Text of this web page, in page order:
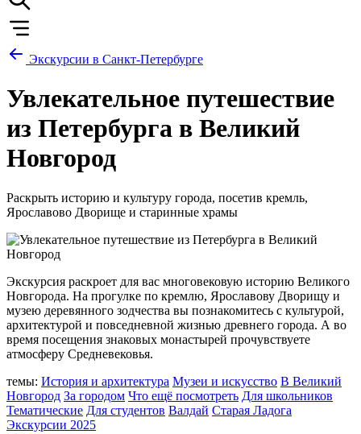
Экскурсии в Санкт-Петербурге
Увлекательное путешествие
из Петербурга в Великий
Новгород
Раскрыть историю и культуру города, посетив кремль,
Ярославово Дворище и старинные храмы
Экскурсия раскроет для вас многовековую историю Великого
Новгорода. На прогулке по кремлю, Ярославову Дворищу и
музею деревянного зодчества вы познакомитесь с культурой,
архитектурой и повседневной жизнью древнего города. А во
время посещения знаковых монастырей прочувствуете
атмосферу Средневековья.
темы: История и архитектура Музеи и искусство В Великий
Новгород За городом Что ещё посмотреть Для школьников
Тематические Для студентов Валдай Старая Ладога
Экскурсии 2025